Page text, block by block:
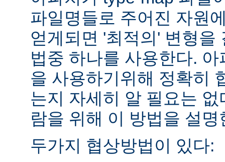
파일명들로 주어진 자원
얻게되면 '최적의' 변형을
법중 하나를 사용한다.
을 사용하기위해 정확히
는지 자세히 알 필요는
람을 위해 이 방법을 설명
두가지 협상방법이 있다: